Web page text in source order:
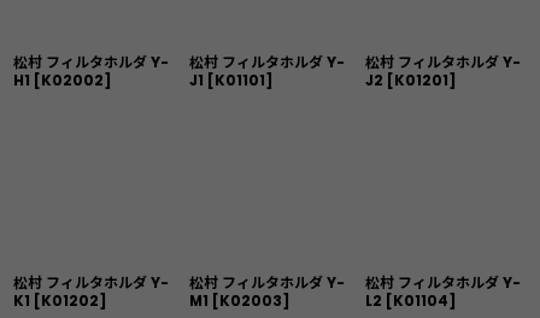
松村 フィルタホルダ Y-
H1 [K02002]
松村 フィルタホルダ Y-
J1 [K01101]
松村 フィルタホルダ Y-
J2 [K01201]
松村 フィルタホルダ Y-
K1 [K01202]
松村 フィルタホルダ Y-
M1 [K02003]
松村 フィルタホルダ Y-
L2 [K01104]